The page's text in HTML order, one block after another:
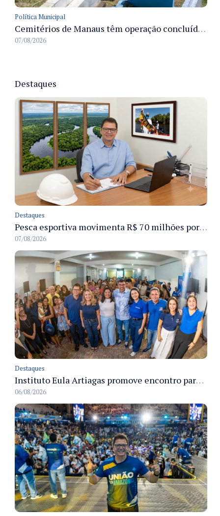
Política Municipal
Cemitérios de Manaus têm operação concluída e estrutura pronta para receber famílias no Dia dos Pais
07/08/2026
Destaques
Destaques
Pesca esportiva movimenta R$ 70 milhões por ano e ganha espaço na economia sustentável do Amazonas
07/08/2026
Destaques
Instituto Eula Artiagas promove encontro para discutir melhorias para o bairro Petrópolis
06/08/2026